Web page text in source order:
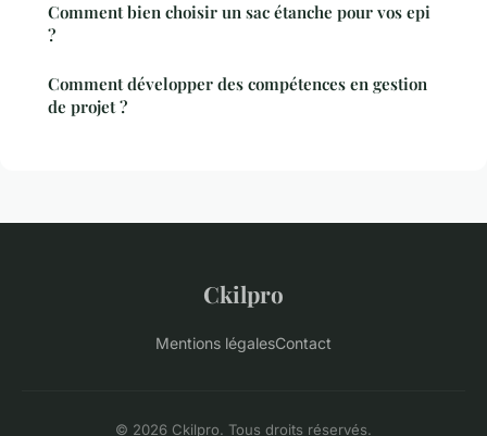
Comment bien choisir un sac étanche pour vos epi
?
Comment développer des compétences en gestion
de projet ?
Ckilpro
Mentions légalesContact
© 2026 Ckilpro. Tous droits réservés.